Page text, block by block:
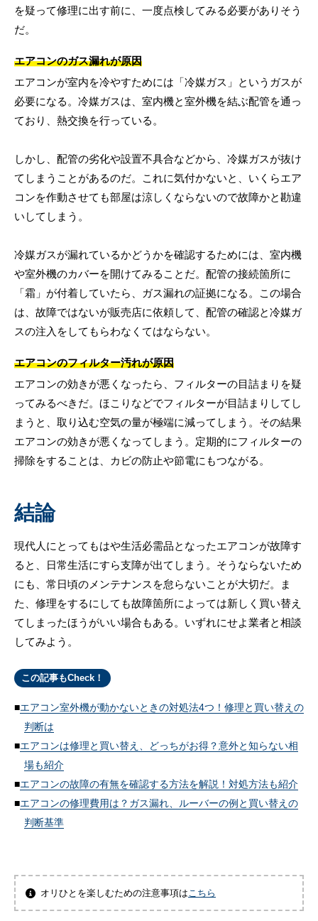
を疑って修理に出す前に、一度点検してみる必要がありそう
だ。
エアコンのガス漏れが原因
エアコンが室内を冷やすためには「冷媒ガス」というガスが
必要になる。冷媒ガスは、室内機と室外機を結ぶ配管を通っ
ており、熱交換を行っている。
しかし、配管の劣化や設置不具合などから、冷媒ガスが抜け
てしまうことがあるのだ。これに気付かないと、いくらエア
コンを作動させても部屋は涼しくならないので故障かと勘違
いしてしまう。
冷媒ガスが漏れているかどうかを確認するためには、室内機
や室外機のカバーを開けてみることだ。配管の接続箇所に
「霜」が付着していたら、ガス漏れの証拠になる。この場合
は、故障ではないが販売店に依頼して、配管の確認と冷媒ガ
スの注入をしてもらわなくてはならない。
エアコンのフィルター汚れが原因
エアコンの効きが悪くなったら、フィルターの目詰まりを疑
ってみるべきだ。ほこりなどでフィルターが目詰まりしてし
まうと、取り込む空気の量が極端に減ってしまう。その結果
エアコンの効きが悪くなってしまう。定期的にフィルターの
掃除をすることは、カビの防止や節電にもつながる。
結論
現代人にとってもはや生活必需品となったエアコンが故障す
ると、日常生活にすら支障が出てしまう。そうならないため
にも、常日頃のメンテナンスを怠らないことが大切だ。ま
た、修理をするにしても故障箇所によっては新しく買い替え
てしまったほうがいい場合もある。いずれにせよ業者と相談
してみよう。
この記事もCheck！
エアコン室外機が動かないときの対処法4つ！修理と買い替えの
判断は
エアコンは修理と買い替え、どっちがお得？意外と知らない相
場も紹介
エアコンの故障の有無を確認する方法を解説！対処方法も紹介
エアコンの修理費用は？ガス漏れ、ルーバーの例と買い替えの
判断基準
オリひとを楽しむための注意事項はこちら